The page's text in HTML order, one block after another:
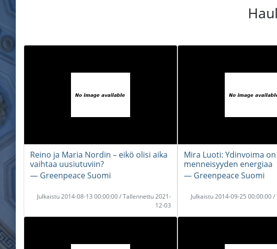
Reino ja Maria Nordin – eikö olisi aika
vaihtaa uusiutuviin?
― Greenpeace Suomi
Julkaistu 2014-08-13 00:00:00 / Tallennettu 2021-
12-03
Mira Luoti: Ydinvoima on
menneisyyden energiaa
― Greenpeace Suomi
Julkaistu 2014-09-25 00:00:00